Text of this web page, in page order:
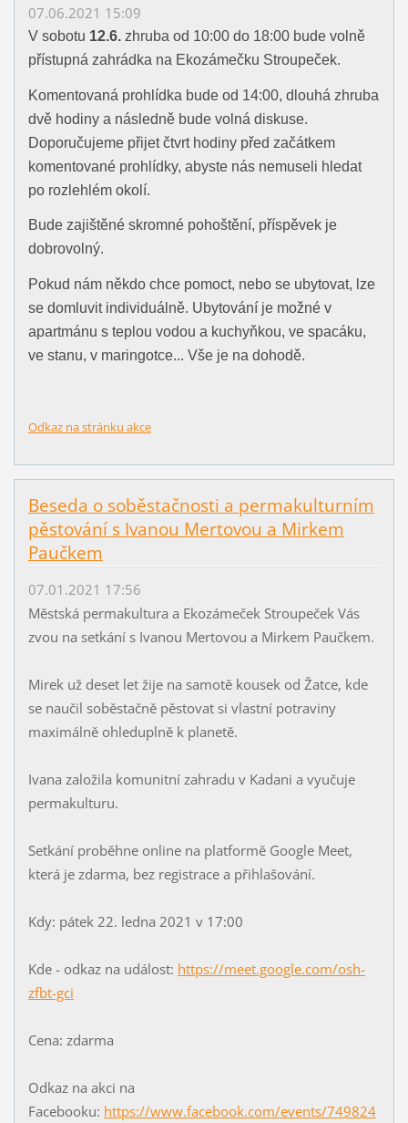
07.06.2021 15:09
V sobotu 12.6.zhruba od 10:00 do 18:00 bude volně
přístupná zahrádka na Ekozámečku Stroupeček.
Komentovaná prohlídka bude od 14:00, dlouhá zhruba
dvě hodiny a následně bude volná diskuse.
Doporučujeme přijet čtvrt hodiny před začátkem
komentované prohlídky, abyste nás nemuseli hledat
po rozlehlém okolí.
Bude zajištěné skromné pohoštění, příspěvek je
dobrovolný.
Pokud nám někdo chce pomoct, nebo se ubytovat, lze
se domluvit individuálně. Ubytování je možné v
apartmánu s teplou vodou a kuchyňkou, ve spacáku,
ve stanu, v maringotce... Vše je na dohodě.
Odkaz na stránku akce
Beseda o soběstačnosti a permakulturním
pěstování s Ivanou Mertovou a Mirkem
Paučkem
07.01.2021 17:56
Městská permakultura a Ekozámeček Stroupeček Vás
zvou na setkání s Ivanou Mertovou a Mirkem Paučkem.
Mirek už deset let žije na samotě kousek od Žatce, kde
se naučil soběstačně pěstovat si vlastní potraviny
maximálně ohleduplně k planetě.
Ivana založila komunitní zahradu v Kadani a vyučuje
permakulturu.
Setkání proběhne online na platformě Google Meet,
která je zdarma, bez registrace a přihlašování.
Kdy: pátek 22. ledna 2021 v 17:00
Kde - odkaz na událost: https://meet.google.com/osh-
zfbt-gci
Cena: zdarma
Odkaz na akci na
Facebooku: https://www.facebook.com/events/749824